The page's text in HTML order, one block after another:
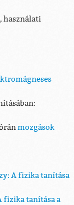
használati
mozgások
A fizika tanítása
fizika tanítása a